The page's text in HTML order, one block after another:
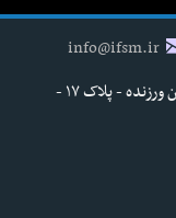
info@ifsm.ir
تهران - خیابان شهید مفتح جنوبی - خیابان ورزنده - پلاک ۱۷ -